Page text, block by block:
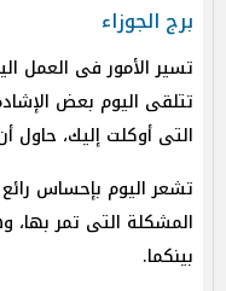
برج الجوزاء
تسير الأمور فى العمل
تتلقى اليوم بعض
التى أوكلت إليك، حاول
تشعر اليوم بإحساس
المشكلة التى تمر بها،
بينكما.